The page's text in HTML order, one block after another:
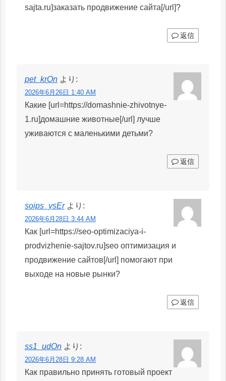
sajta.ru]заказать продвижение сайта[/url]?
返信
pet_krOn より:
2026年6月26日 1:40 AM
Какие [url=https://domashnie-zhivotnye-
1.ru]домашние животные[/url] лучше
уживаются с маленькими детьми?
返信
soips_ysEr より:
2026年6月28日 3:44 AM
Как [url=https://seo-optimizaciya-i-
prodvizhenie-sajtov.ru]seo оптимизация и
продвижение сайтов[/url] помогают при
выходе на новые рынки?
返信
ss1_udOn より:
2026年6月28日 9:28 AM
Как правильно принять готовый проект